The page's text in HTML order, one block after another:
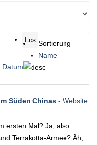
Sortierung
Name
Datum
Süden Chinas - Website
ersten Mal? Ja, also
Terrakotta-Armee? Äh,